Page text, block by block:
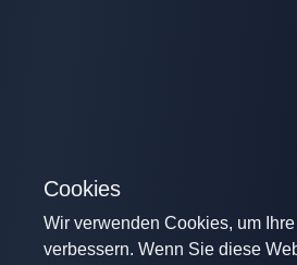
Cookies
Wir verwenden Cookies, um
verbessern. Wenn Sie diese